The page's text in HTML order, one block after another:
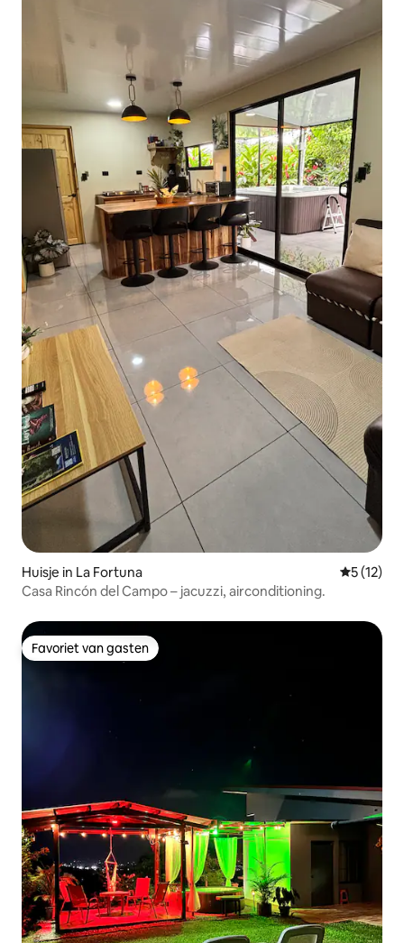
Huisje in La Fortuna
5 (12)
Casa Rincón del Campo – jacuzzi, airconditioning.
Favoriet van gasten
Favoriet van gasten